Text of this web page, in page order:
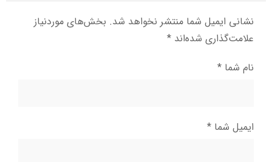
نشانی ایمیل شما منتشر نخواهد شد. بخش‌های موردنیاز
علامت‌گذاری شده‌اند *
نام شما *
ایمیل شما *